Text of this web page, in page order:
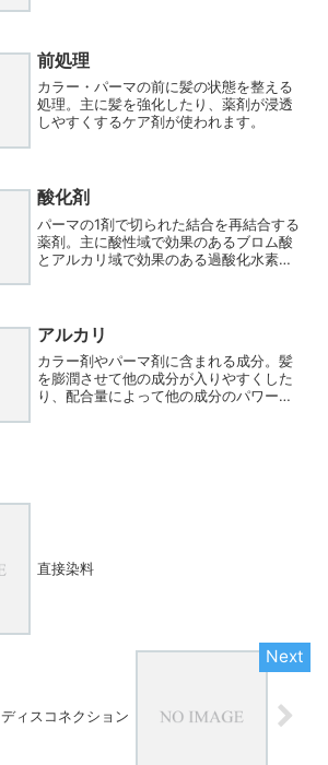
前処理
カラー・パーマの前に髪の状態を整える
処理。主に髪を強化したり、薬剤が浸透
しやすくするケア剤が使われます。
酸化剤
パーマの1剤で切られた結合を再結合する
薬剤。主に酸性域で効果のあるブロム酸
とアルカリ域で効果のある過酸化水素が
アルカリ
カラー剤やパーマ剤に含まれる成分。髪
を膨潤させて他の成分が入りやすくした
り、配合量によって他の成分のパワーの
直接染料
ディスコネクション